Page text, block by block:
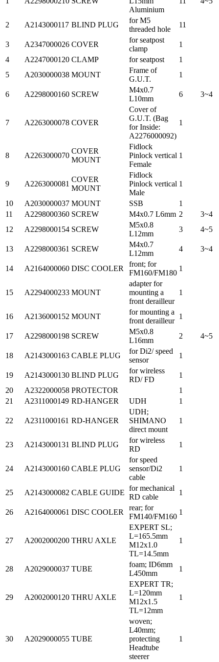
Aluminium
2 A2143000117 BLIND PLUG
for M5
threaded hole
11
3 A2347000026 COVER
for seatpost
clamp
1
4
A2247000120 CLAMP for seatpost
1
5
A2030000038 MOUNT
Frame of
G.U.T.
1
6 A2298000160 SCREW
M4x0.7
L10mm
6 3~4
7 A2263000078 COVER
Cover of
G.U.T. (Bag
for Inside:
A2276000092)
1
8 A2263000070
COVER
MOUNT
Fidlock
Pinlock vertical
Female
1
9 A2263000081
COVER
MOUNT
Fidlock
Pinlock vertical
Male
1
10 A2030000037 MOUNT SSB
1
11
A2298000360 SCREW M4x0.7 L6mm 2
3~4
12
A2298000154 SCREW
M5x0.8
L12mm
3 4~5
13 A2298000361 SCREW
M4x0.7
L12mm
4 3~4
14 A2164000060 DISC COOLER
front; for
FM160/FM180
1
15 A2294000233 MOUNT
adapter for
mounting a
front derailleur
1
16 A2136000152 MOUNT
for mounting a
front derailleur
1
17 A2298000198 SCREW
M5x0.8
L16mm
2 4~5
18 A2143000163 CABLE PLUG
for Di2/ speed
sensor
1
19 A2143000130 BLIND PLUG
for wireless
RD/ FD
1
20
A2322000058 PROTECTOR
1
21
A2311000149 RD-HANGER UDH 1
22 A2311000161 RD-HANGER
UDH;
SHIMANO
direct mount
1
23 A2143000131 BLIND PLUG
for wireless
RD
1
24 A2143000160 CABLE PLUG
for speed
sensor/Di2
cable
1
25 A2143000082 CABLE GUIDE
for mechanical
RD cable
1
26 A2164000061 DISC COOLER
rear; for
FM140/FM160
1
27 A2002000200 THRU AXLE
EXPERT SL;
L=165.5mm
M12x1.0
TL=14.5mm
1
28 A2029000037 TUBE
foam; ID6mm
L450mm
1
29 A2002000120 THRU AXLE
EXPERT TR;
L=120mm
M12x1.5
TL=12mm
1
30 A2029000055 TUBE
woven;
L40mm;
protecting
Headtube
steerer
1